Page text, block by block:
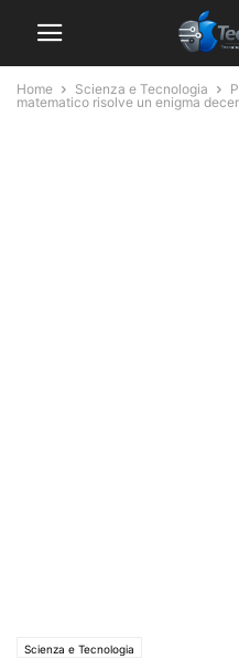
Home Scienza e Tecnologia
matematico risolve un enigma
Scienza e Tecnologia